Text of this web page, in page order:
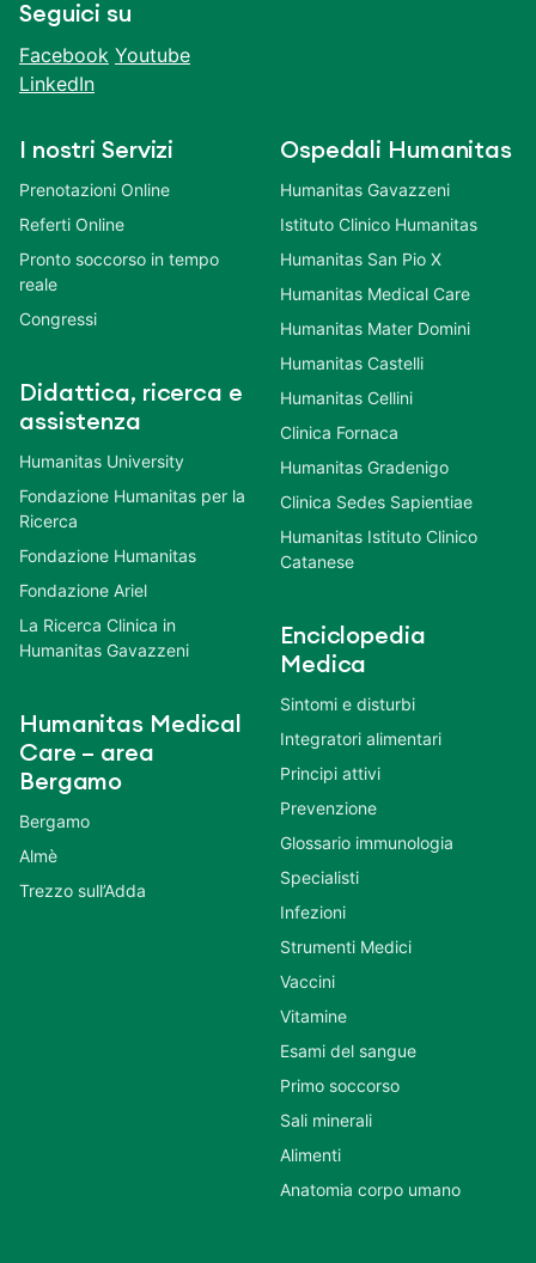
Seguici su
Facebook Youtube
LinkedIn
I nostri Servizi
Prenotazioni Online
Referti Online
Pronto soccorso in tempo
reale
Congressi
Didattica, ricerca e
assistenza
Humanitas University
Fondazione Humanitas per la
Ricerca
Fondazione Humanitas
Fondazione Ariel
La Ricerca Clinica in
Humanitas Gavazzeni
Humanitas Medical
Care – area
Bergamo
Bergamo
Almè
Trezzo sull’Adda
Ospedali Humanitas
Humanitas Gavazzeni
Istituto Clinico Humanitas
Humanitas San Pio X
Humanitas Medical Care
Humanitas Mater Domini
Humanitas Castelli
Humanitas Cellini
Clinica Fornaca
Humanitas Gradenigo
Clinica Sedes Sapientiae
Humanitas Istituto Clinico
Catanese
Enciclopedia
Medica
Sintomi e disturbi
Integratori alimentari
Principi attivi
Prevenzione
Glossario immunologia
Specialisti
Infezioni
Strumenti Medici
Vaccini
Vitamine
Esami del sangue
Primo soccorso
Sali minerali
Alimenti
Anatomia corpo umano